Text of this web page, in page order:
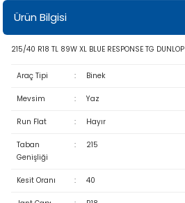
Ürün Bilgisi
215/40 R18 TL 89W XL BLUE RESPONSE TG DUNLOP
Araç Tipi : Binek
Mevsim : Yaz
Run Flat : Hayır
Taban
Genişliği
: 215
Kesit Oranı : 40